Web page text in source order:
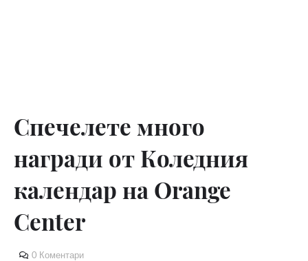
Спечелете много
награди от Коледния
календар на Orange
Center
0 Коментари